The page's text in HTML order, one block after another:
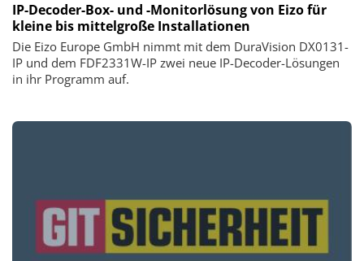
IP-Decoder-Box- und -Monitorlösung von Eizo für
kleine bis mittelgroße Installationen
Die Eizo Europe GmbH nimmt mit dem DuraVision DX0131-
IP und dem FDF2331W-IP zwei neue IP-Decoder-Lösungen
in ihr Programm auf.